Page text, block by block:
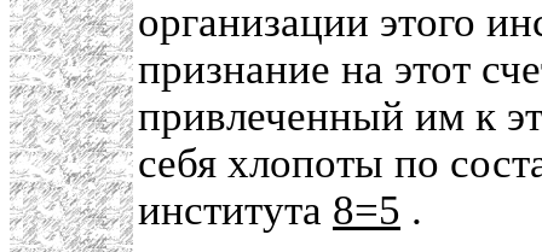
организации этого
признание на этот
привлеченный им к
себя хлопоты по
института 8=5 .